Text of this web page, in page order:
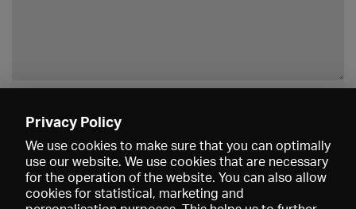
Privacy Policy
We use cookies to make sure that you can optimally
use our website. We use cookies that are necessary
for the operation of the website. You can also allow
cookies for statistical, marketing and